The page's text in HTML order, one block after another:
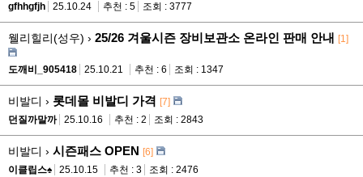
gfhhgfjh
25.10.24 추천 : 5 조회 : 3777
웰리힐리(성우) › 25/26 겨울시즌 장비보관소 온라인 판매 안내 [1]
도깨비_905418 25.10.21 추천 : 6 조회 : 1347
비발디 › 롯데몰 비발디 가격 [7]
던질까말까
25.10.16 추천 : 2 조회 : 2843
비발디 › 시즌패스 OPEN [6]
이클립스♠
25.10.15 추천 : 3 조회 : 2476